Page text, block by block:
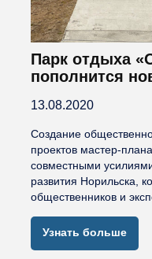
Парк отдыха
пополнится
13.08.2020
Создание
проектов мастер-
совместными
развития Норильска,
общественников и
Узнать больше